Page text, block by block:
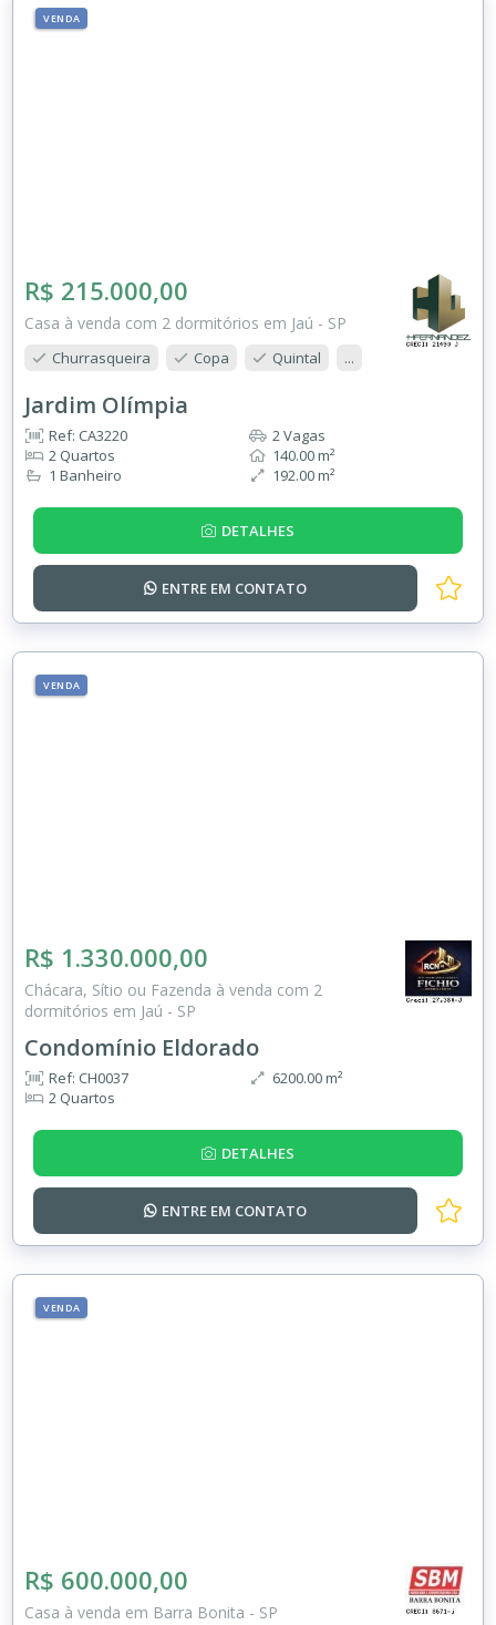
VENDA
R$ 215.000,00
Casa à venda com 2 dormitórios em Jaú - SP
Churrasqueira Copa Quintal ...
Jardim Olímpia
Ref: CA3220
2 Quartos
1 Banheiro
2 Vagas
140.00 m²
192.00 m²
DETALHES
ENTRE EM CONTATO
VENDA
R$ 1.330.000,00
Chácara, Sítio ou Fazenda à venda com 2
dormitórios em Jaú - SP
Condomínio Eldorado
Ref: CH0037
2 Quartos
6200.00 m²
DETALHES
ENTRE EM CONTATO
VENDA
R$ 600.000,00
Casa à venda em Barra Bonita - SP